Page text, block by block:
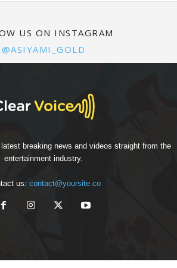
US ON INSTAGRAM
@ASIYAMI_GOLD
breaking news and videos straight from the
entertainment industry.
us: contact@yoursite.co